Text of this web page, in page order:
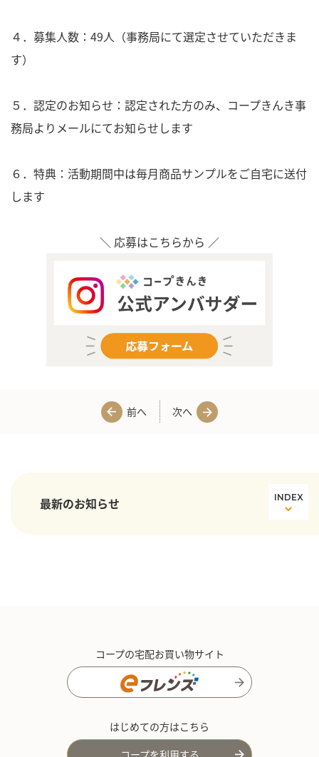
４．募集人数：49人（事務局にて選定させていただきま
す）
５． 認定のお知らせ：認定された方のみ、コープきんき事
務局よりメールにてお知らせします
６．特典：活動期間中は毎月商品サンプルをご自宅に送付
します
＼ 応募はこちらから ／
前へ 次へ
最新のお知らせ INDEX
コープの宅配お買い物サイト
はじめての方はこちら
コープを利用する